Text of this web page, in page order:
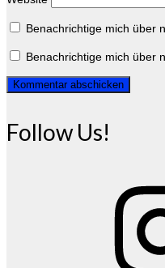
Benachrichtige mich über
Benachrichtige mich über
Follow Us!